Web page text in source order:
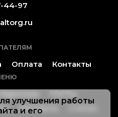
44-97
Оплата Контакты
Контакты
улучшения работы
и его